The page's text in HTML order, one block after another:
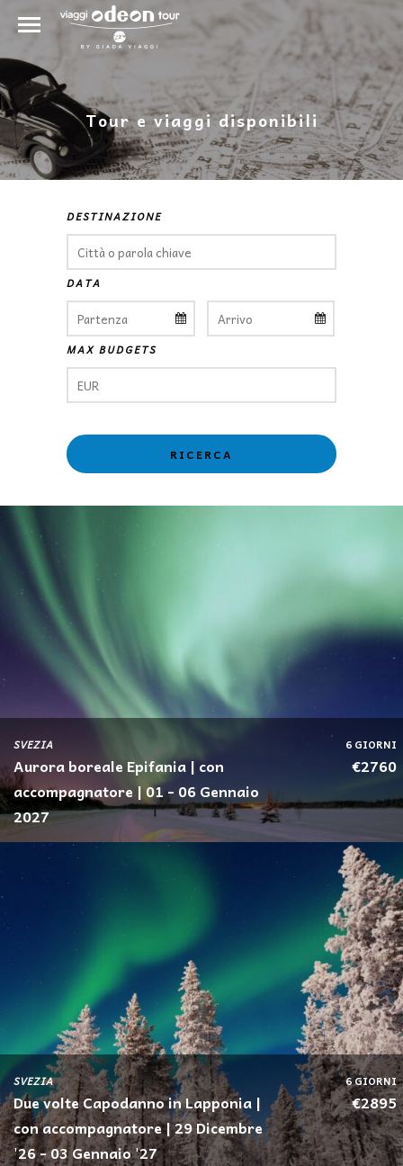
Tour e viaggi disponibili
DESTINAZIONE
DATA
MAX BUDGETS
SVEZIA
Aurora boreale Epifania | con
accompagnatore | 01 - 06 Gennaio
2027
6 GIORNI
€2760
SVEZIA
Due volte Capodanno in Lapponia |
con accompagnatore | 29 Dicembre
'26 - 03 Gennaio '27
6 GIORNI
€2895